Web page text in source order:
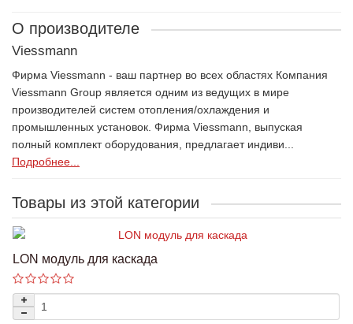
О производителе
Viessmann
Фирма Viessmann - ваш партнер во всех областях Компания
Viessmann Group является одним из ведущих в мире
производителей систем отопления/охлаждения и
промышленных установок. Фирма Viessmann, выпуская
полный комплект оборудования, предлагает индиви...
Подробнее...
Товары из этой категории
LON модуль для каскада